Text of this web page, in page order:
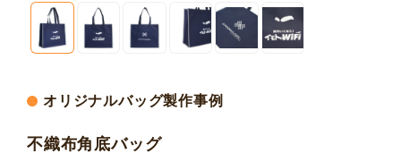
オリジナルバッグ製作事例
不織布角底バッグ